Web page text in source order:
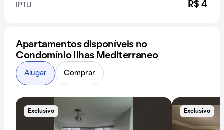
IPTU R$ 4
Apartamentos disponíveis no
Condomínio Ilhas Mediterraneo
Exclusivo Exclusivo
Alugar Comprar